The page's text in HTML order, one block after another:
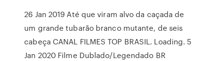
26 Jan 2019 Até que viram alvo da caçada de
um grande tubarão branco mutante, de seis
cabeça CANAL FILMES TOP BRASIL. Loading. 5
Jan 2020 Filme Dublado/Legendado BR